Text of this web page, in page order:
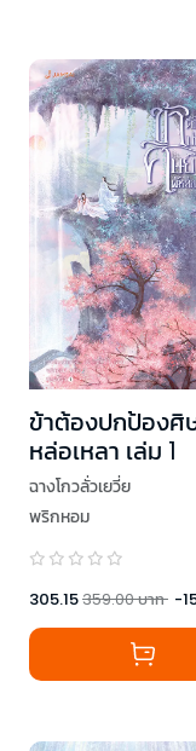
ข้าต้องปกป้อง
หล่อเหลา เล่ม 1
ฉางโกวลั่วเยวี่ย
พริกหอม
305.15359.00บาท -